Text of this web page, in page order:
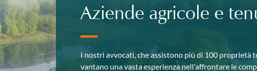
Aziende agricole e
I nostri avvocati, che assistono più di 100 proprietà
vantano una vasta esperienza nell'affrontare le